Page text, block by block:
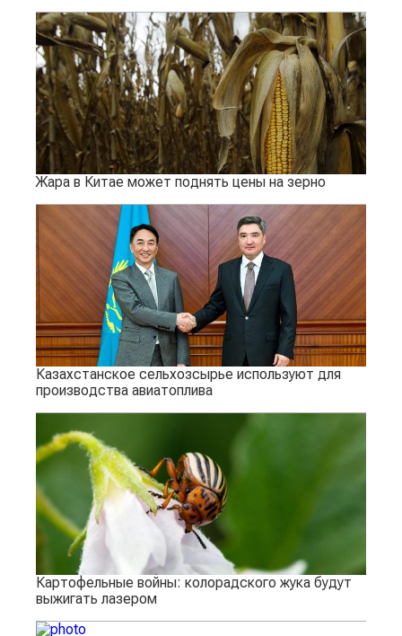
Жара в Китае может поднять цены на зерно
Казахстанское сельхозсырье используют для
производства авиатоплива
Картофельные войны: колорадского жука будут
выжигать лазером